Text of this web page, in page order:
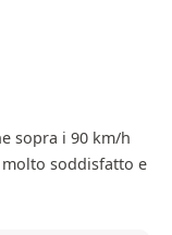
sopra i 90 km/h
soddisfatto e